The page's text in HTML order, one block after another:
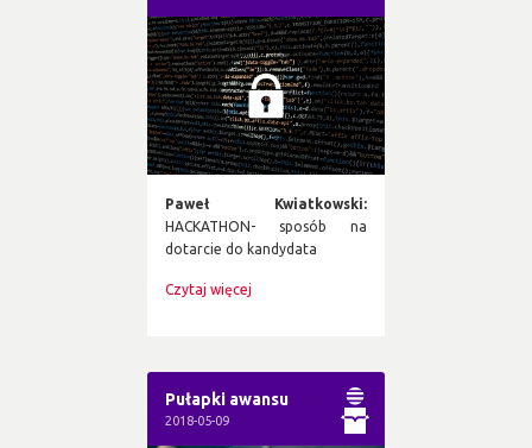
Paweł Kwiatkowski:
HACKATHON- sposób na
dotarcie do kandydata
Czytaj więcej
Pułapki awansu
2018-05-09